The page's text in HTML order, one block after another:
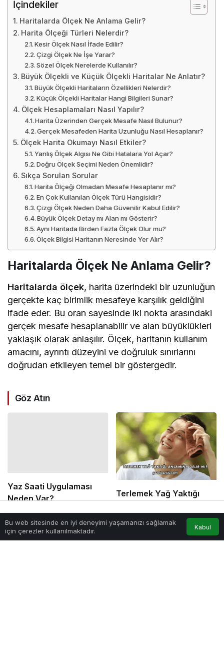
Harita Üzerinden Gerçek Mesafe Nasıl Bulunur?
Gerçek Mesafeden Harita Uzunluğu Nasıl Hesaplanır?
Ölçek Harita Okumayı Nasıl Etkiler?
Yanlış Ölçek Algısı Ne Gibi Hatalara Yol Açar?
Doğru Ölçek Seçimi Neden Önemlidir?
Sıkça Sorulan Sorular
Harita Ölçeği Olmadan Mesafe Hesaplanır mı?
En Çok Kullanılan Ölçek Türü Hangisidir?
Çizgi Ölçek Neden Daha Güvenilir Kabul Edilir?
Büyük Ölçek Detay mı Alan mı Gösterir?
Aynı Haritada Birden Fazla Ölçek Olur mu?
Ölçek Bilgisi Haritanın Neresinde Yer Alır?
Haritalarda Ölçek Ne Anlama Gelir?
Haritalarda ölçek, harita üzerindeki bir uzunluğun
gerçekte kaç birimlik mesafeye karşılık geldiğini
ifade eder. Bu oran sayesinde iki nokta arasındaki
gerçek mesafe hesaplanabilir ve alan büyüklükleri
yaklaşık olarak anlaşılır. Ölçek, haritanın kullanım
amacını, ayrıntı düzeyini ve doğruluk sınırlarını
doğrudan etkileyen temel bir göstergedir.
Göz Atın
Yaz Saati Uygulaması
Neden Var?
Günlük Yürüyüş Ne
Kadar Olmalı?
Haritalarda Ölçek Ne Anlama Gelir?
Bu web sitesinde en iyi deneyimi yaşamanızı sağlamak
için çerezler kullanılmaktadır.
Kabul
Anasayfa Akış Hesabım